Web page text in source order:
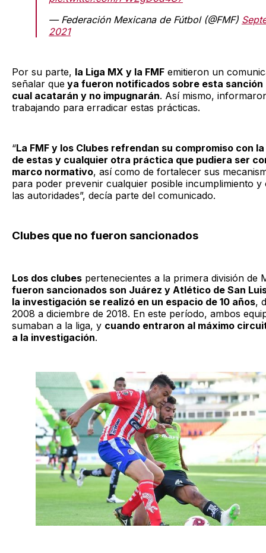
— Federación Mexicana de Fútbol (@FMF)
2021
Por su parte, la Liga MX y la FMF emitieron un
señalar que ya fueron notificados sobre esta sanción
cual acatarán y no impugnarán. Así mismo,
trabajando para erradicar estas prácticas.
“La FMF y los Clubes refrendan su compromiso con
de estas y cualquier otra práctica que pudiera ser
marco normativo, así como de fortalecer sus
para poder prevenir cualquier posible incumplimiento
las autoridades”, decía parte del comunicado.
Clubes que no fueron sancionados
Los dos clubes pertenecientes a la primera división de
fueron sancionados son Juárez y Atlético de San
la investigación se realizó en un espacio de 10 años,
2008 a diciembre de 2018. En este período, ambos
sumaban a la liga, y cuando entraron al máximo
a la investigación.